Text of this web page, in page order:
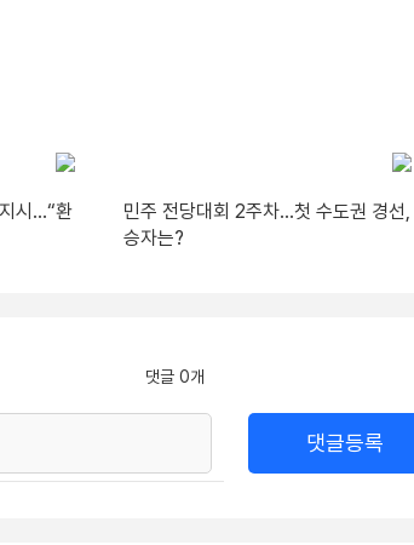
시…“환
민주 전당대회 2주차…첫 수도권 경선,
승자는?
댓글 0개
댓글등록